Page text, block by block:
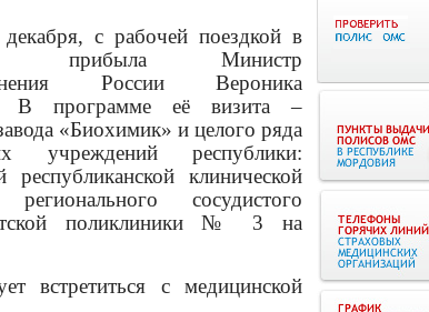
с рабочей поездкой в
прибыла Министр
России Вероника
В программе её визита –
«Биохимик» и целого ряда
учреждений республики:
республиканской клинической
сосудистого
поликлиники № 3 на
встретиться с медицинской